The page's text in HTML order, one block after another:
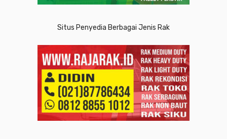
Situs Penyedia Berbagai Jenis Rak